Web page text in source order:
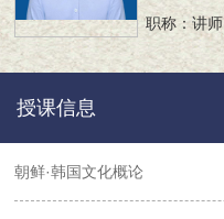
职称：讲师
授课信息
朝鲜·韩国文化概论